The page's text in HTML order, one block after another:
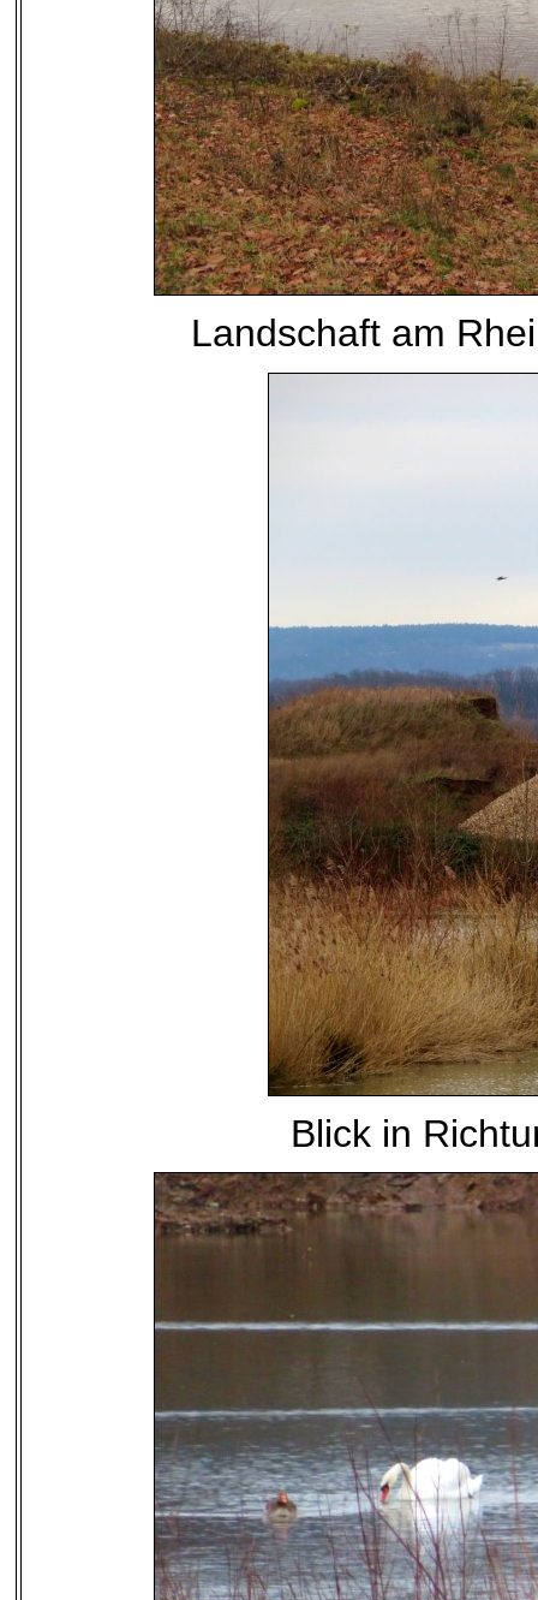
Landschaft am
Blick in